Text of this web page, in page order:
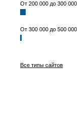
От 200 000 до 300 000
От 300 000 до 500 000
Все типы сайтов